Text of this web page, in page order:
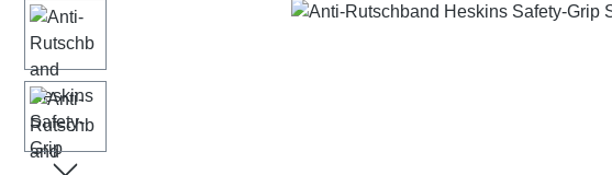
Bildergalerie überspringen